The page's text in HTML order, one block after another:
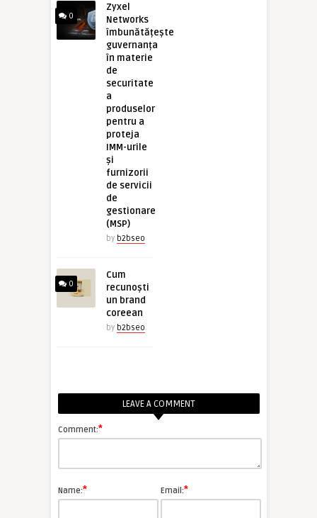
0
Zyxel
Networks
îmbunătățește
guvernanța
în materie
de
securitate
a
produselor
pentru a
proteja
IMM-urile
și
furnizorii
de servicii
de
gestionare
(MSP)
by b2bseo
0
Cum
recunoști
un brand
coreean
by b2bseo
LEAVE A COMMENT
Comment:*
Name:* Email:*